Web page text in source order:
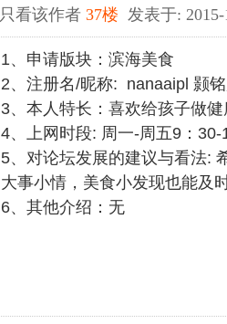
只看该作者 37楼 发表于: 2015-
1、申请版块：滨海美食
2、注册名/昵称: nanaaipl 颢
3、本人特长：喜欢给孩子做
4、上网时段: 周一-周五9：30-
5、对论坛发展的建议与看法:
大事小情，美食小发现也能及
6、其他介绍：无